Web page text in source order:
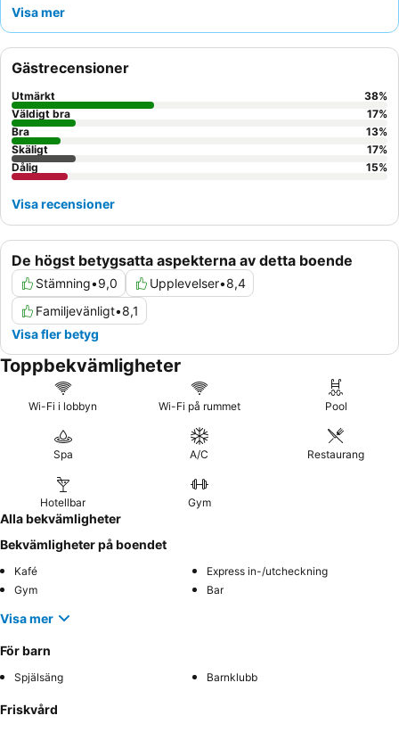
och kvalitet, särskilt de på beställning gjorda omeletterna. För
ägarrum för rymligt och bekvämt boende.
Visa mer
De högst betygsatta aspekterna av detta boende
Stämning•9,0 Upplevelser•8,4
Familjevänligt•8,1
Visa fler betyg
Gästrecensioner
Utmärkt 38%
Väldigt bra
17%
Bra
13%
Skäligt
17%
Dålig
15%
Visa recensioner
Toppbekvämligheter
Wi-Fi i lobbyn Wi-Fi på rummet Pool
Spa A/C Restaurang
Hotellbar Gym
Alla bekvämligheter
Bekvämligheter på boendet
Kafé
Express in-/utcheckning
Gym
Bar
Visa mer
För barn
Spjälsäng Barnklubb
Friskvård